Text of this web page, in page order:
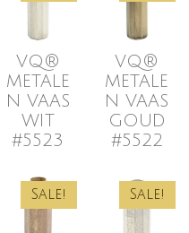
VQ®
METALE
N VAAS
WIT
#5523
VQ®
METALE
N VAAS
GOUD
#5522
Sale! Sale!